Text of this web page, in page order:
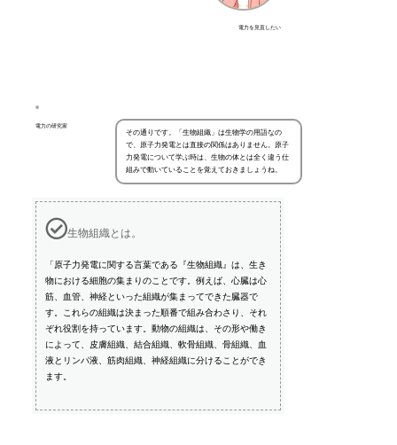
電力を見直したい
電力の研究家
その通りです。「生物組織」は生物学の用語なの
で、原子力発電とは直接の関係はありません。原子
力発電について学ぶ時は、生物の体とは全く違う仕
組みで動いていることを覚えておきましょうね。
生物組織とは。
「原子力発電に関する言葉である『生物組織』は、生き
物における細胞の集まりのことです。例えば、心臓は心
筋、血管、神経といった組織が集まってできた臓器で
す。これらの組織は決まった順番で組み合わさり、それ
ぞれ役割を持っています。動物の組織は、その形や働き
によって、皮膚組織、結合組織、軟骨組織、骨組織、血
液とリンパ液、筋肉組織、神経組織に分けることができ
ます。